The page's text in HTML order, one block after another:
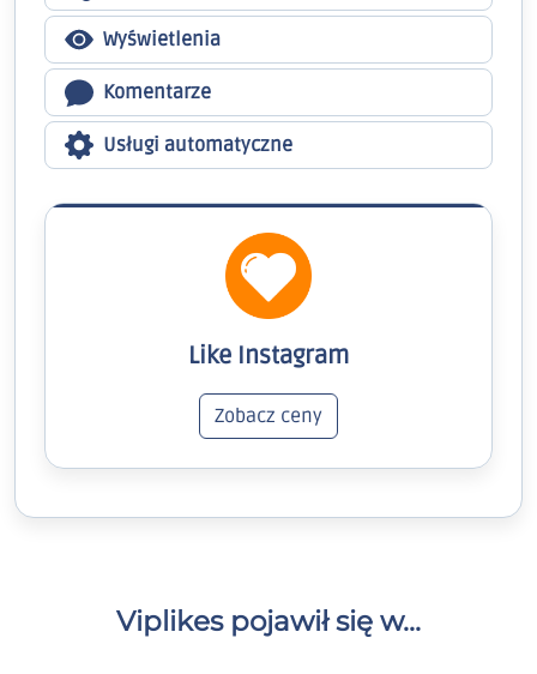
Wyświetlenia
Komentarze
Usługi automatyczne
Like Instagram
Zobacz ceny
Viplikes pojawił się w...